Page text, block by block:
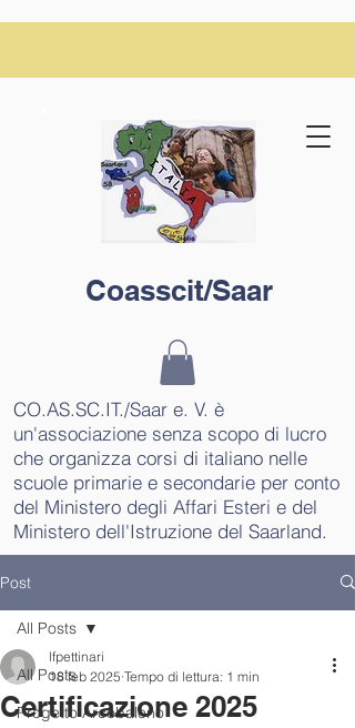
Coasscit/Saar
CO.AS.SC.IT./Saar e. V. è
un'associazione senza scopo di lucro
che organizza corsi di italiano nelle
scuole primarie e secondarie per conto
del Ministero degli Affari Esteri e del
Ministero dell'Istruzione del Saarland.
Post
All Posts
Progetto Arcobaleno
All Posts
Certificazione 2025
lfpettinari
18 feb 2025 Tempo di lettura: 1 min